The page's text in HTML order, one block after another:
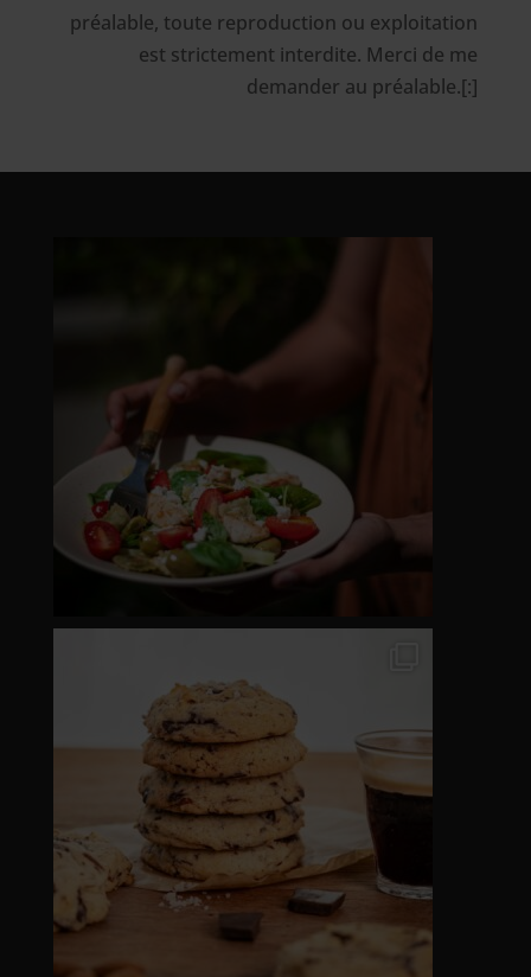
préalable, toute reproduction ou exploitation
est strictement interdite. Merci de me
demander au préalable.[:]